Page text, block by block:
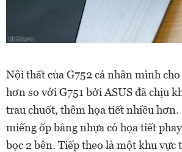
Nội thất của G752 cá nhân mình
hơn so với G751 bởi ASUS đã chịu
trau chuốt, thêm họa tiết nhiều hơn.
miếng ốp bằng nhựa có họa tiết
bọc 2 bên. Tiếp theo là một khu